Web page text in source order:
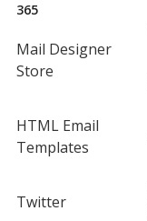
365
Mail Designer
Store
HTML Email
Templates
Twitter